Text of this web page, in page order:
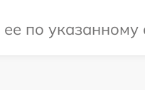
по указанному